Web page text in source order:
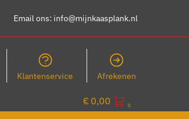
Email ons: info@mijnkaasplank.nl
Klantenservice Afrekenen
€ 0,00 0